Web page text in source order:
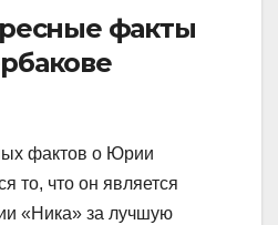
факты
фактов о Юрии
то, что он является
«Ника» за лучшую